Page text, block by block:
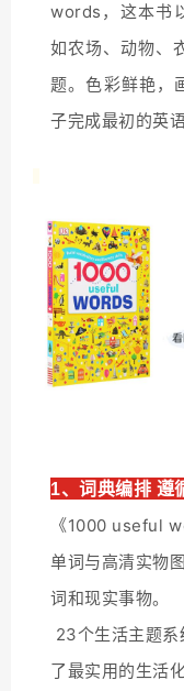
words，这本书
如农场、动物、
题。色彩鲜艳，
子完成最初的英
1、词典编排 遵
《1000 useful
单词与高清实物
词和现实事物。
23个生活主题
了最实用的生活